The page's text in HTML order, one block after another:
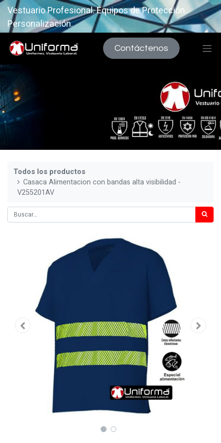
Vestuario Profesional. Equipos de Protección.
Personalización.
Contáctenos
Todos los productos
Casaca Alimentacion con bandas alta visibilidad -
V255201AV